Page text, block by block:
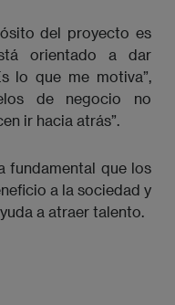
del proyecto es
orientado a dar
lo que me motiva”,
de negocio no
ir hacia atrás”.
fundamental que los
a la sociedad y
a atraer talento.